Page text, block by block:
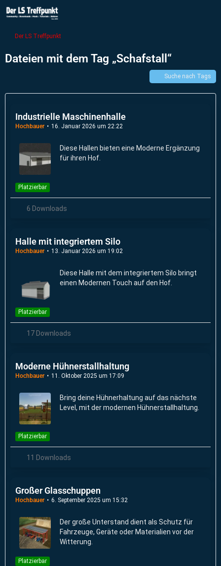
Der LS Treffpunkt
Dateien mit dem Tag „Schafstall“
Suche nach Tags
Industrielle Maschinenhalle
Hochbauer 16. Januar 2026 um 22:22
Diese Hallen bieten eine Moderne Ergänzung
für ihren Hof.
Platzierbar
6 Downloads
Halle mit integriertem Silo
Hochbauer 13. Januar 2026 um 19:02
Diese Halle mit dem integriertem Silo bringt
einen Modernen Touch auf den Hof.
Platzierbar
17 Downloads
Moderne Hühnerstallhaltung
Hochbauer 11. Oktober 2025 um 17:09
Bring deine Hühnerhaltung auf das nächste
Level, mit der modernen Hühnerstallhaltung.
Platzierbar
11 Downloads
Großer Glasschuppen
Hochbauer 6. September 2025 um 15:32
Der große Unterstand dient als Schutz für
Fahrzeuge, Geräte oder Materialien vor der
Witterung.
Platzierbar